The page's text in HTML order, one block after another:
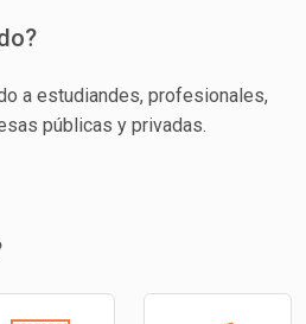
a estudiandes, profesionales,
públicas y privadas.